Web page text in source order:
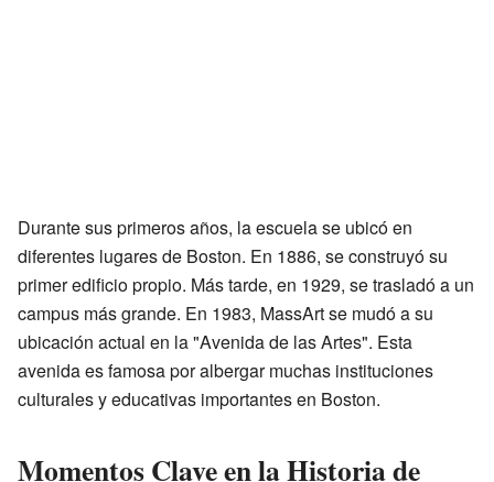
Durante sus primeros años, la escuela se ubicó en
diferentes lugares de Boston. En 1886, se construyó su
primer edificio propio. Más tarde, en 1929, se trasladó a un
campus más grande. En 1983, MassArt se mudó a su
ubicación actual en la "Avenida de las Artes". Esta
avenida es famosa por albergar muchas instituciones
culturales y educativas importantes en Boston.
Momentos Clave en la Historia de